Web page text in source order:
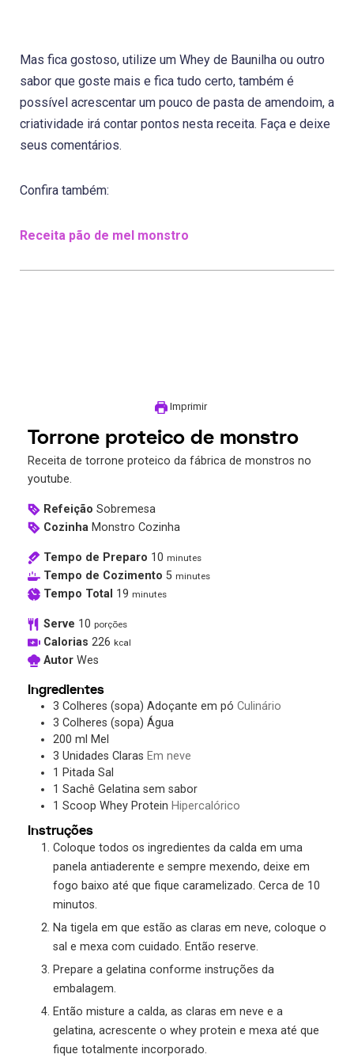
Mas fica gostoso, utilize um Whey de Baunilha ou outro
sabor que goste mais e fica tudo certo, também é
possível acrescentar um pouco de pasta de amendoim, a
criatividade irá contar pontos nesta receita. Faça e deixe
seus comentários.
Confira também:
Receita pão de mel monstro
Imprimir
Torrone proteico de monstro
Receita de torrone proteico da fábrica de monstros no
youtube.
Refeição Sobremesa
Cozinha Monstro Cozinha
Tempo de Preparo 10 minutes
Tempo de Cozimento 5 minutes
Tempo Total 19 minutes
Serve 10 porções
Calorias 226 kcal
Autor Wes
Ingredientes
3 Colheres (sopa) Adoçante em pó Culinário
3 Colheres (sopa) Água
200 ml Mel
3 Unidades Claras Em neve
1 Pitada Sal
1 Sachê Gelatina sem sabor
1 Scoop Whey Protein Hipercalórico
Instruções
Coloque todos os ingredientes da calda em uma
panela antiaderente e sempre mexendo, deixe em
fogo baixo até que fique caramelizado. Cerca de 10
minutos.
Na tigela em que estão as claras em neve, coloque o
sal e mexa com cuidado. Então reserve.
Prepare a gelatina conforme instruções da
embalagem.
Então misture a calda, as claras em neve e a
gelatina, acrescente o whey protein e mexa até que
fique totalmente incorporado.